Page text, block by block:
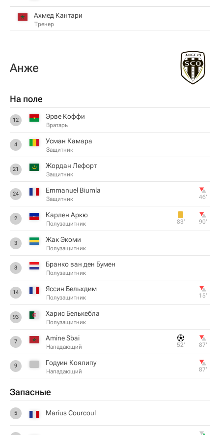
Ахмед Кантари
Тренер
Анже
На поле
12 Эрве Коффи
Вратарь
4 Усман Камара
Защитник
21 Жордан Лефорт
Защитник
24 Emmanuel Biumla
Защитник 46‎’‎
2 Карлен Аркю
Полузащитник 83‎’‎ 90‎’‎
3 Жак Экоми
Полузащитник
8 Бранко ван ден Бумен
Полузащитник
14 Яссин Бельхдим
Полузащитник 15‎’‎
93 Харис Белькебла
Полузащитник
7 Amine Sbai
Нападающий 52‎’‎ 87‎’‎
9 Годуин Коялипу
Нападающий 87‎’‎
Запасные
5 Marius Courcoul